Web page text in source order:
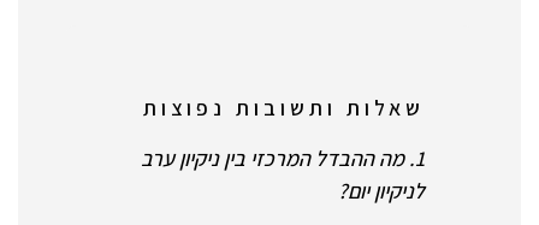
שאלות ותשובות נפוצות
1. מה ההבדל המרכזי בין ניקיון ערב
לניקיון יום?